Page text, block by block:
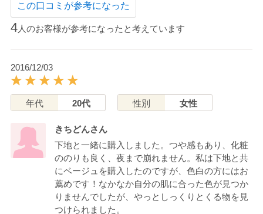
この口コミが参考になった
4人のお客様が参考になったと考えています
2016/12/03
年代 20代 性別 女性
きちどんさん
下地と一緒に購入しました。つや感もあり、化粧
ののりも良く、夜まで崩れません。私は下地と共
にベージュを購入したのですが、色白の方にはお
薦めです！なかなか自分の肌に合った色が見つか
りませんでしたが、やっとしっくりとくる物を見
つけられました。